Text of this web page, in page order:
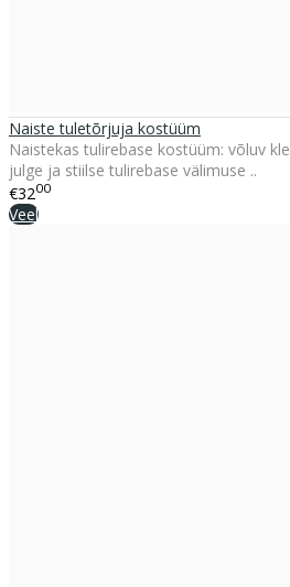
Naiste tuletõrjuja kostüüm
Naistekas tulirebase kostüüm: võluv
julge ja stiilse tulirebase välimuse ..
€3200
Veel